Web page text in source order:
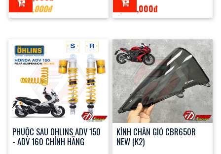
2,500,000đ
1,000,000đ
PHUỘC SAU OHLINS ADV 150
- ADV 160 CHÍNH HÃNG
KÍNH CHẮN GIÓ CBR650R
NEW (K2)